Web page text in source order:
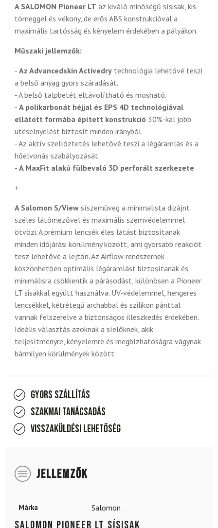
A SALOMON Pioneer LT az kiváló minőségű sísisak, kis
tömeggel és vékony, de erős ABS konstrukcióval a
maximális tartósság és kényelem érdekében a pályákon.
Műszaki jellemzők:
- Az Advancedskin Activedry technológia lehetővé teszi
a belső anyag gyors száradását.
- A belső talpbetét eltávolítható és mosható.
- A polikarbonát héjjal és EPS 4D technológiával
ellátott formába épített konstrukció 30%-kal jobb
ütéselnyelést biztosít minden irányból.
- Az aktív szellőztetés lehetővé teszi a légáramlás és a
hőelvonás szabályozását.
- A MaxFit alakú fülbevaló 3D perforált szerkezete
+
A Salomon S/View síszemüveg a minimalista dizájnt
széles látómezővel és maximális szemvédelemmel
ötvözi. A prémium lencsék éles látást biztosítanak
minden időjárási körülmény között, ami gyorsabb reakciót
tesz lehetővé a lejtőn. Az Airflow rendszernek
köszönhetően optimális légáramlást biztosítanak és
minimálisra csökkentik a párásodást, különösen a Pioneer
LT sisakkal együtt használva. UV-védelemmel, hengeres
lencsékkel, kétrétegű archabbal és szilikon pánttal
vannak felszerelve a biztonságos illeszkedés érdekében.
Ideális választás azoknak a síelőknek, akik
teljesítményre, kényelemre és megbízhatóságra vágynak
bármilyen körülmények között.
Gyors szállítás
Szakmai tanácsadás
Visszaküldési lehetőség
JELLEMZŐK
Márka Salomon
SALOMON Pioneer LT sísisak